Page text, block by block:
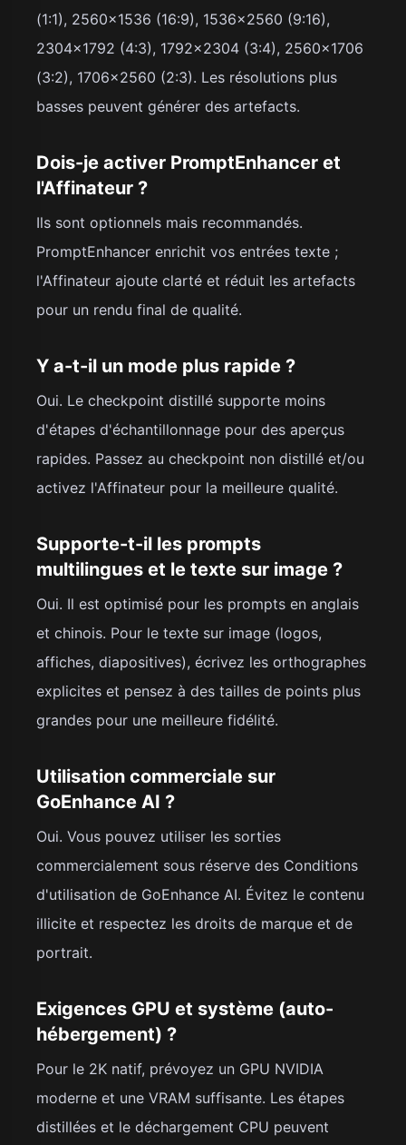
(1:1), 2560×1536 (16:9), 1536×2560 (9:16),
2304×1792 (4:3), 1792×2304 (3:4), 2560×1706
(3:2), 1706×2560 (2:3). Les résolutions plus
basses peuvent générer des artefacts.
Dois-je activer PromptEnhancer et
l'Affinateur ?
Ils sont optionnels mais recommandés.
PromptEnhancer enrichit vos entrées texte ;
l'Affinateur ajoute clarté et réduit les artefacts
pour un rendu final de qualité.
Y a-t-il un mode plus rapide ?
Oui. Le checkpoint distillé supporte moins
d'étapes d'échantillonnage pour des aperçus
rapides. Passez au checkpoint non distillé et/ou
activez l'Affinateur pour la meilleure qualité.
Supporte-t-il les prompts
multilingues et le texte sur image ?
Oui. Il est optimisé pour les prompts en anglais
et chinois. Pour le texte sur image (logos,
affiches, diapositives), écrivez les orthographes
explicites et pensez à des tailles de points plus
grandes pour une meilleure fidélité.
Utilisation commerciale sur
GoEnhance AI ?
Oui. Vous pouvez utiliser les sorties
commercialement sous réserve des Conditions
d'utilisation de GoEnhance AI. Évitez le contenu
illicite et respectez les droits de marque et de
portrait.
Exigences GPU et système (auto-
hébergement) ?
Pour le 2K natif, prévoyez un GPU NVIDIA
moderne et une VRAM suffisante. Les étapes
distillées et le déchargement CPU peuvent